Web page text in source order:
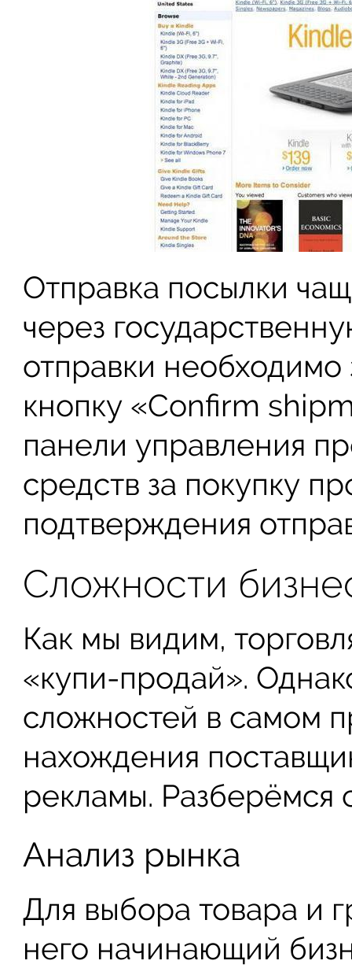
Отправка посылки
через
отправки необходимо
кнопку «Confirm
панели управления
средств за покупку
подтверждения
Сложности
Как мы видим,
«купи-продай».
сложностей в самом
нахождения
рекламы.
Анализ рынка
Для выбора товара и
него начинающий